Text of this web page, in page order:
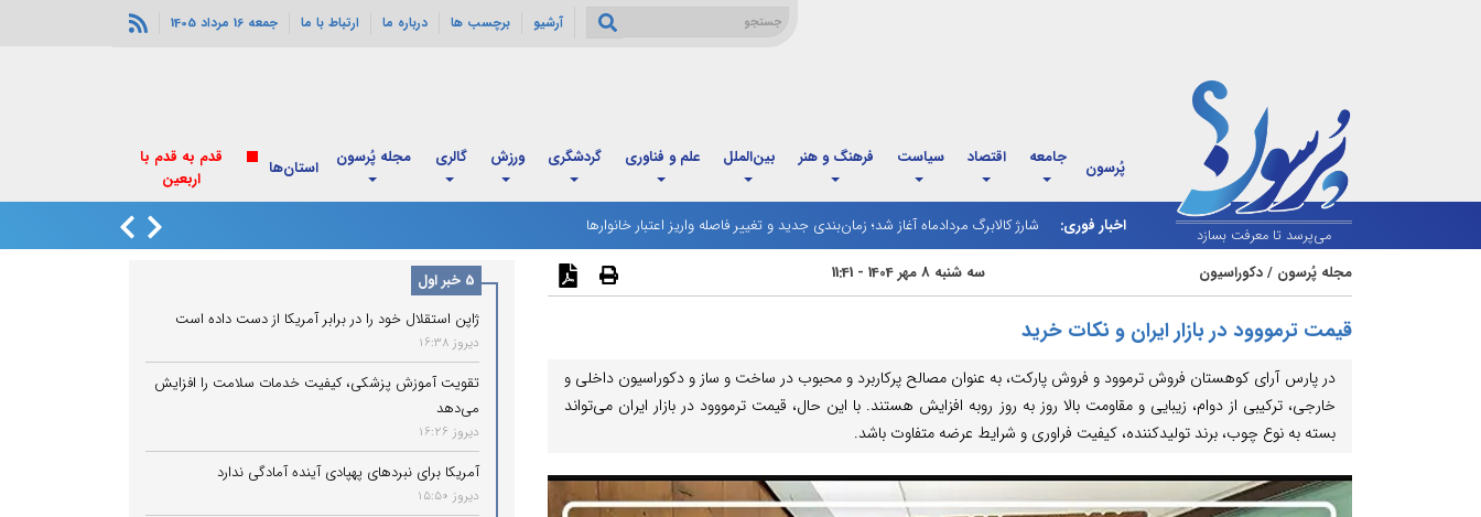
آرشیو برچسب ها درباره ما ارتباط با ما جمعه 16 مرداد 1405
می‌پرسد تا معرفت بسازد
پُرسون جامعه اقتصاد سیاست فرهنگ و هنر بین‌الملل علم و فناوری گردشگری ورزش گالری مجله پُرسون استان‌ها
قدم به قدم با
اربعین
اخبار فوری:
شارژ کالابرگ مردادماه آغاز شد؛ زمان‌بندی جدید و تغییر فاصله واریز اعتبار خانوارها
مجله پُرسون /دکوراسیون سه شنبه 8 مهر 1404 - 11:41
قیمت ترمووود در بازار ایران و نکات خرید
در پارس آرای کوهستان فروش ترموود و فروش پارکت، به ‌عنوان مصالح پرکاربرد و محبوب در ساخت و ساز و دکوراسیون داخلی و
خارجی، ترکیبی از دوام، زیبایی و مقاومت بالا روز به روز روبه افزایش هستند. با این حال، قیمت ترمووود در بازار ایران می‌تواند
بسته به نوع چوب، برند تولیدکننده، کیفیت فراوری و شرایط عرضه متفاوت باشد.
5 خبر اول
ژاپن استقلال خود را در برابر آمریکا از دست داده است
دیروز 16:38
تقویت آموزش پزشکی، کیفیت خدمات سلامت را افزایش
می‌دهد
دیروز 16:26
آمریکا برای نبردهای پهپادی آینده آمادگی ندارد
دیروز 15:50